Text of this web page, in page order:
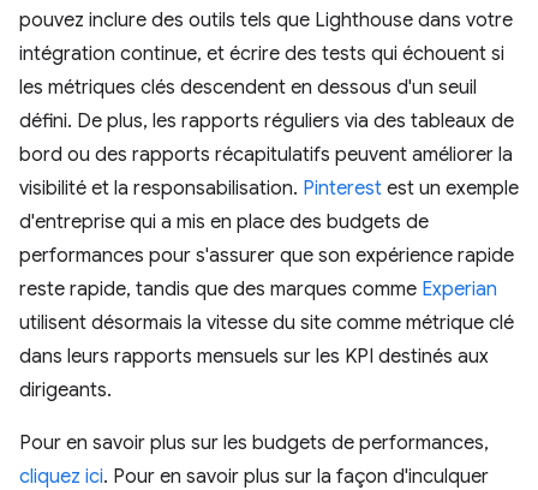
pouvez inclure des outils tels que Lighthouse dans votre
intégration continue, et écrire des tests qui échouent si
les métriques clés descendent en dessous d'un seuil
défini. De plus, les rapports réguliers via des tableaux de
bord ou des rapports récapitulatifs peuvent améliorer la
visibilité et la responsabilisation. Pinterest est un exemple
d'entreprise qui a mis en place des budgets de
performances pour s'assurer que son expérience rapide
reste rapide, tandis que des marques comme Experian
utilisent désormais la vitesse du site comme métrique clé
dans leurs rapports mensuels sur les KPI destinés aux
dirigeants.
Pour en savoir plus sur les budgets de performances,
cliquez ici. Pour en savoir plus sur la façon d'inculquer